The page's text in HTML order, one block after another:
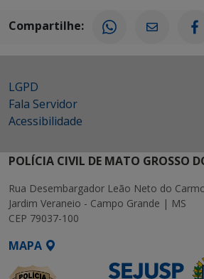
Compartilhe:
LGPD
Fala Servidor
Acessibilidade
POLÍCIA CIVIL DE MATO GROSSO
Rua Desembargador Leão Neto do
Jardim Veraneio - Campo Grande | MS
CEP 79037-100
MAPA